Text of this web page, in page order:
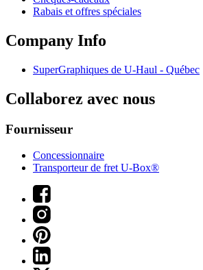
Rabais et offres spéciales
Company Info
SuperGraphiques de U-Haul - Québec
Collaborez avec nous
Fournisseur
Concessionnaire
Transporteur de fret U-Box®